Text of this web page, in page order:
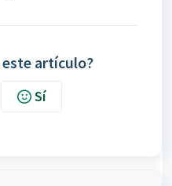
artículo?
Sí